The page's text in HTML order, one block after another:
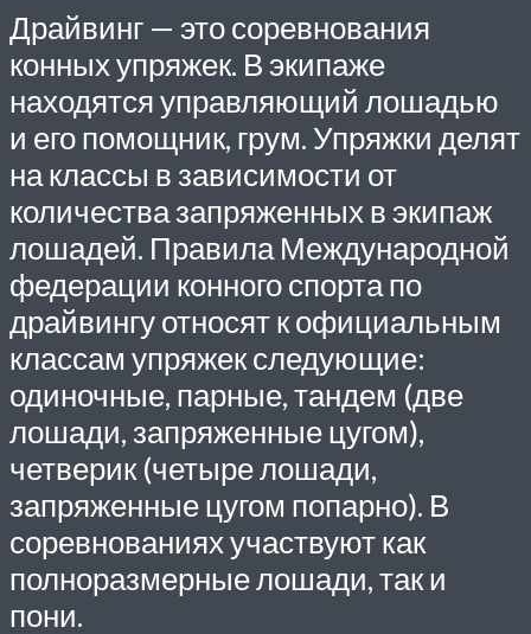
Драйвинг — это соревнования
конных упряжек. В экипаже
находятся управляющий лошадью
и его помощник, грум. Упряжки делят
на классы в зависимости от
количества запряженных в экипаж
лошадей. Правила Международной
федерации конного спорта по
драйвингу относят к официальным
классам упряжек следующие:
одиночные, парные, тандем (две
лошади, запряженные цугом),
четверик (четыре лошади,
запряженные цугом попарно). В
соревнованиях участвуют как
полноразмерные лошади, так и
пони.